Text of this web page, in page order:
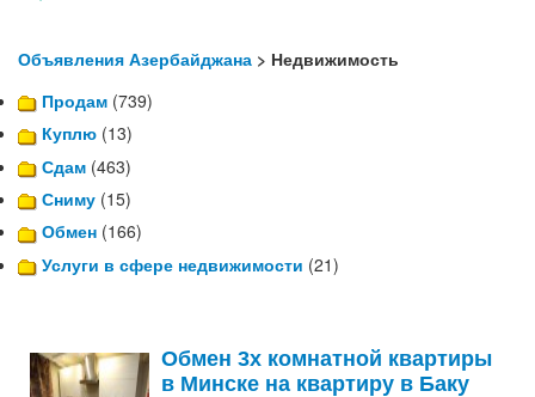
Объявления Азербайджана > Недвижимость
Продам (739)
Куплю (13)
Сдам (463)
Сниму (15)
Обмен (166)
Услуги в сфере недвижимости (21)
Обмен 3х комнатной квартиры
в Минске на квартиру в Баку